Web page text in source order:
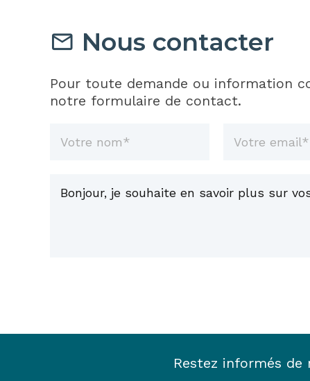
Nous contacter
Pour toute demande ou information
notre formulaire de contact.
Restez informés de